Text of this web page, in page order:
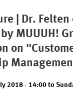
| Dr. Felten
MUUUH!
on
2018 - 14:00 to